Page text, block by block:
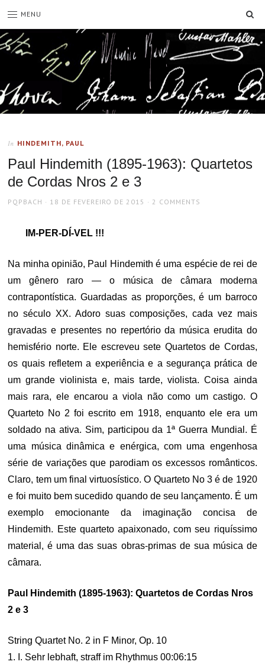
MENU
In HINDEMITH, PAUL
Paul Hindemith (1895-1963): Quartetos
de Cordas Nros 2 e 3
AUTHOR
PQPBACH
POSTED
18 DE FEVEREIRO DE 2015 2 COMMENTS
IM-PER-DÍ-VEL !!!
Na minha opinião, Paul Hindemith é uma espécie de rei de
um gênero raro — o música de câmara moderna
contrapontística. Guardadas as proporções, é um barroco
no século XX. Adoro suas composições, cada vez mais
gravadas e presentes no repertório da música erudita do
hemisfério norte. Ele escreveu sete Quartetos de Cordas,
os quais refletem a experiência e a segurança prática de
um grande violinista e, mais tarde, violista. Coisa ainda
mais rara, ele encarou a viola não como um castigo. O
Quarteto No 2 foi escrito em 1918, enquanto ele era um
soldado na ativa. Sim, participou da 1ª Guerra Mundial. É
uma música dinâmica e enérgica, com uma engenhosa
série de variações que parodiam os excessos românticos.
Claro, tem um final virtuosístico. O Quarteto No 3 é de 1920
e foi muito bem sucedido quando de seu lançamento. É um
exemplo emocionante da imaginação concisa de
Hindemith. Este quarteto apaixonado, com seu riquíssimo
material, é uma das suas obras-primas de sua música de
câmara.
Paul Hindemith (1895-1963): Quartetos de Cordas Nros
2 e 3
String Quartet No. 2 in F Minor, Op. 10
1. I. Sehr lebhaft, straff im Rhythmus 00:06:15